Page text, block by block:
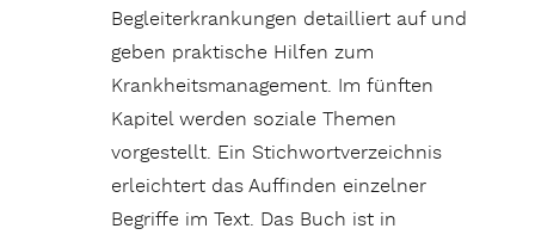
Begleiterkrankungen detailliert auf und
geben praktische Hilfen zum
Krankheitsmanagement. Im fünften
Kapitel werden soziale Themen
vorgestellt. Ein Stichwortverzeichnis
erleichtert das Auffinden einzelner
Begriffe im Text. Das Buch ist in